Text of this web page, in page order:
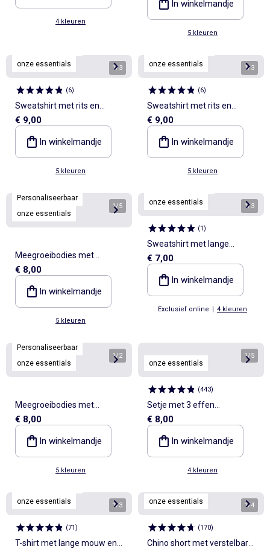
4 kleuren
In winkelmandje
5 kleuren
onze essentials
1/3
(6)
Sweatshirt met rits en
capuchon
€ 9,00
In winkelmandje
5 kleuren
onze essentials
1/3
(6)
Sweatshirt met rits en
capuchon
€ 9,00
In winkelmandje
5 kleuren
Personaliseerbaar
onze essentials
1/5
Meegroeibodies met
schouderbandjes - set van 3
€ 8,00
In winkelmandje
5 kleuren
onze essentials
1/3
(1)
Sweatshirt met lange
mouwen van molton
€ 7,00
In winkelmandje
Exclusief online | 4 kleuren
Personaliseerbaar
onze essentials
1/2
Meegroeibodies met
schouderbandjes - set van 3
€ 8,00
In winkelmandje
5 kleuren
onze essentials
1/5
(443)
Setje met 3 effen
meegroeirompertjes met
schouderbandjes
€ 8,00
In winkelmandje
4 kleuren
onze essentials
1/3
(71)
T-shirt met lange mouw en
onze essentials 1/4
(170)
Chino short met verstelbare